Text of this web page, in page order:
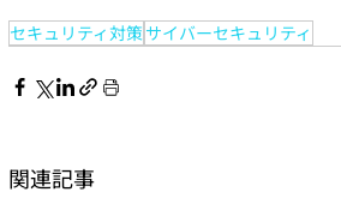
セキュリティ対策サイバーセキュリティ
関連記事